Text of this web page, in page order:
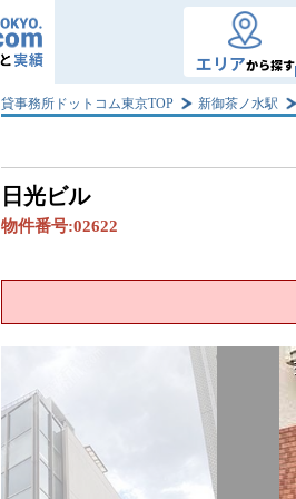
エリアから探す
貸事務所ドットコム東京TOP 新御茶ノ水駅
日光ビル
物件番号:02622